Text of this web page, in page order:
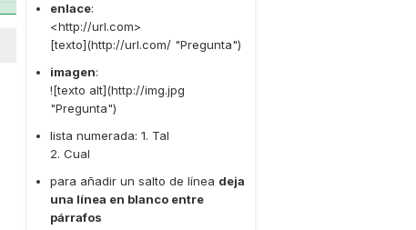
enlace:
<http://url.com>
[texto](http://url.com/ "Pregunta")
imagen:
![texto alt](http://img.jpg
"Pregunta")
lista numerada: 1. Tal
2. Cual
para añadir un salto de línea deja
una línea en blanco entre
párrafos